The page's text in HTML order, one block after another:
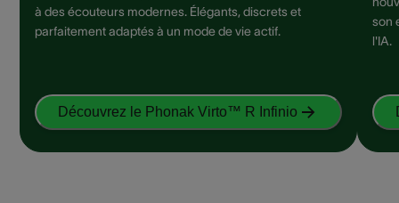
à des écouteurs modernes. Élégants, discrets et
parfaitement adaptés à un mode de vie actif.
Découvrez le Phonak Virto™ R Infinio
son
l'IA.